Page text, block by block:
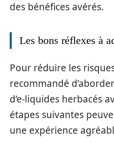
des bénéfices avérés.
Les bons réflexes à
Pour réduire les
recommandé
d’e-liquides herbacés
étapes suivantes
une expérience